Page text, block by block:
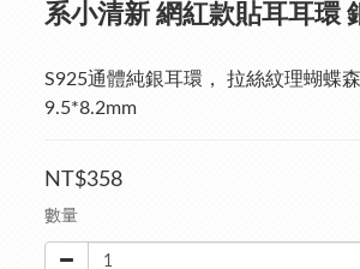
系小清新 網紅款貼耳耳環
S925通體純銀耳環， 拉絲紋理蝴蝶
9.5*8.2mm
NT$358
數量